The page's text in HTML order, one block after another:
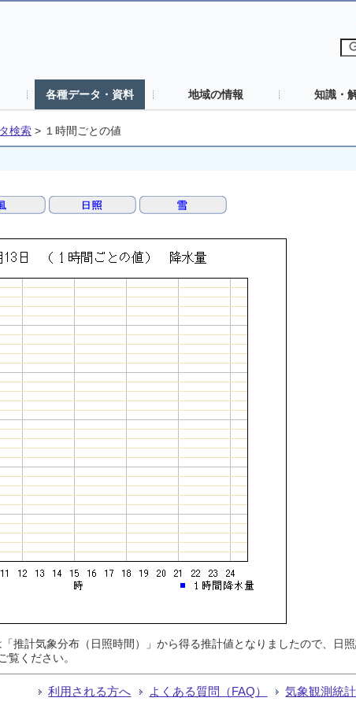
各種データ・資料 地域の情報 知識・
検索 > １時間ごとの値
推計気象分布（日照時間）」から得る推計値となりましたので、日
覧ください。
利用される方へ よくある質問（FAQ） 気象観測統